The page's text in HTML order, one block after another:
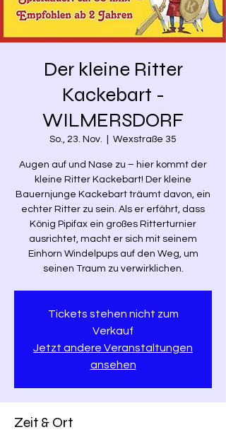
Der kleine Ritter
Kackebart -
WILMERSDORF
So., 23. Nov. Wexstraße 35
Augen auf und Nase zu – hier kommt der
kleine Ritter Kackebart! Der kleine
Bauernjunge Kackebart träumt davon, ein
echter Ritter zu sein. Als er erfährt, dass
König Pipifax ein großes Ritterturnier
ausrichtet, macht er sich mit seinem
Einhorn Windelpups auf den Weg, um
seinen Traum zu verwirklichen.
Tickets stehen nicht zum
Verkauf
Jetzt andere Veranstaltungen
ansehen
Zeit & Ort